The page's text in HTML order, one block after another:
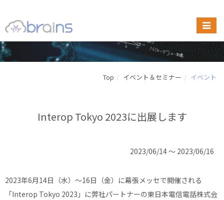
Top イベント＆セミナー イベント
Interop Tokyo 2023に出展します
2023/06/14 ～ 2023/06/16
2023年6月14日（水）〜16日（金）に幕張メッセで開催される
「Interop Tokyo 2023」に弊社パートナーの東日本電信電話株式会